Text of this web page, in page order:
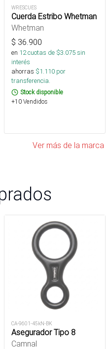
WRESCUES
Cuerda Estribo Whetman
Whetman
$ 36.900
en 12cuotas de $3.075sin
interés
ahorras $1.110 por
transferencia.
Stock disponible
+10 Vendidos
Ver más de la marca
CA-9601-45kN-BK
Asegurador Tipo 8
Camnal